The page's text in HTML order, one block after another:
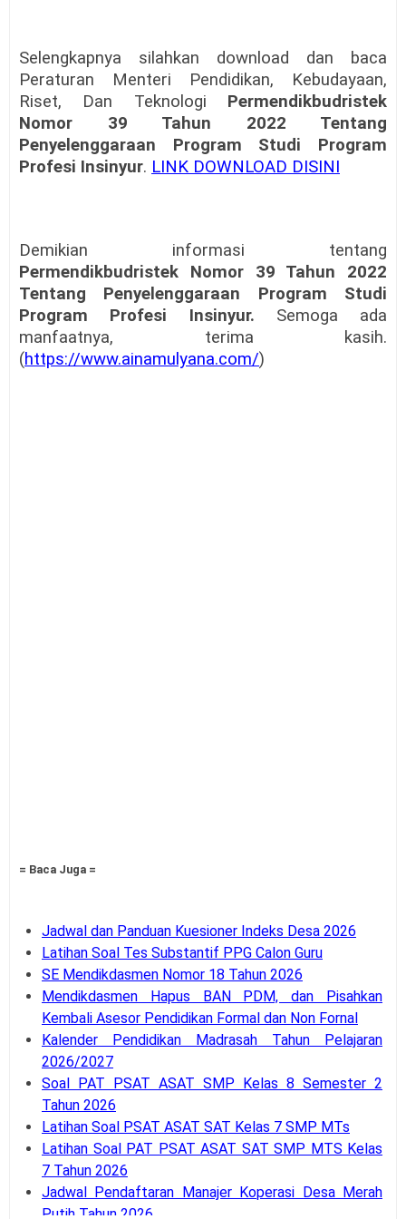
Selengkapnya silahkan download dan baca
Peraturan Menteri Pendidikan, Kebudayaan,
Riset, Dan Teknologi Permendikbudristek
Nomor 39 Tahun 2022 Tentang
Penyelenggaraan Program Studi Program
Profesi Insinyur. LINK DOWNLOAD DISINI
Demikian informasi tentang
Permendikbudristek Nomor 39 Tahun 2022
Tentang Penyelenggaraan Program Studi
Program Profesi Insinyur. Semoga ada
manfaatnya, terima kasih.
(https://www.ainamulyana.com/)
= Baca Juga =
Jadwal dan Panduan Kuesioner Indeks Desa 2026
Latihan Soal Tes Substantif PPG Calon Guru
SE Mendikdasmen Nomor 18 Tahun 2026
Mendikdasmen Hapus BAN PDM, dan Pisahkan
Kembali Asesor Pendidikan Formal dan Non Fornal
Kalender Pendidikan Madrasah Tahun Pelajaran
2026/2027
Soal PAT PSAT ASAT SMP Kelas 8 Semester 2
Tahun 2026
Latihan Soal PSAT ASAT SAT Kelas 7 SMP MTs
Latihan Soal PAT PSAT ASAT SAT SMP MTS Kelas
7 Tahun 2026
Jadwal Pendaftaran Manajer Koperasi Desa Merah
Putih Tahun 2026